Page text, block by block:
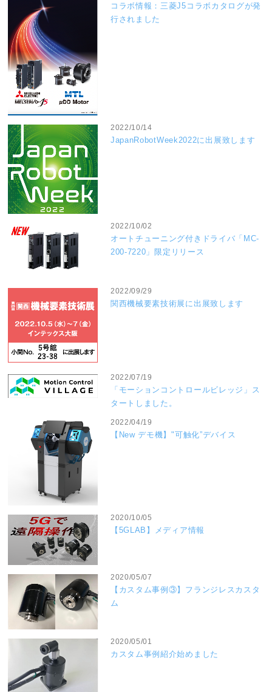
コラボ情報：三菱J5コラボカタログが発
行されました
2022/10/14
JapanRobotWeek2022に出展致します
2022/10/02
オートチューニング付きドライバ「MC-
200-7220」限定リリース
2022/09/29
関西機械要素技術展に出展致します
2022/07/19
「モーションコントロールビレッジ」ス
タートしました。
2022/04/19
【New デモ機】"可触化”デバイス
2020/10/05
【5GLAB】メディア情報
2020/05/07
【カスタム事例③】フランジレスカスタ
ム
2020/05/01
カスタム事例紹介始めました